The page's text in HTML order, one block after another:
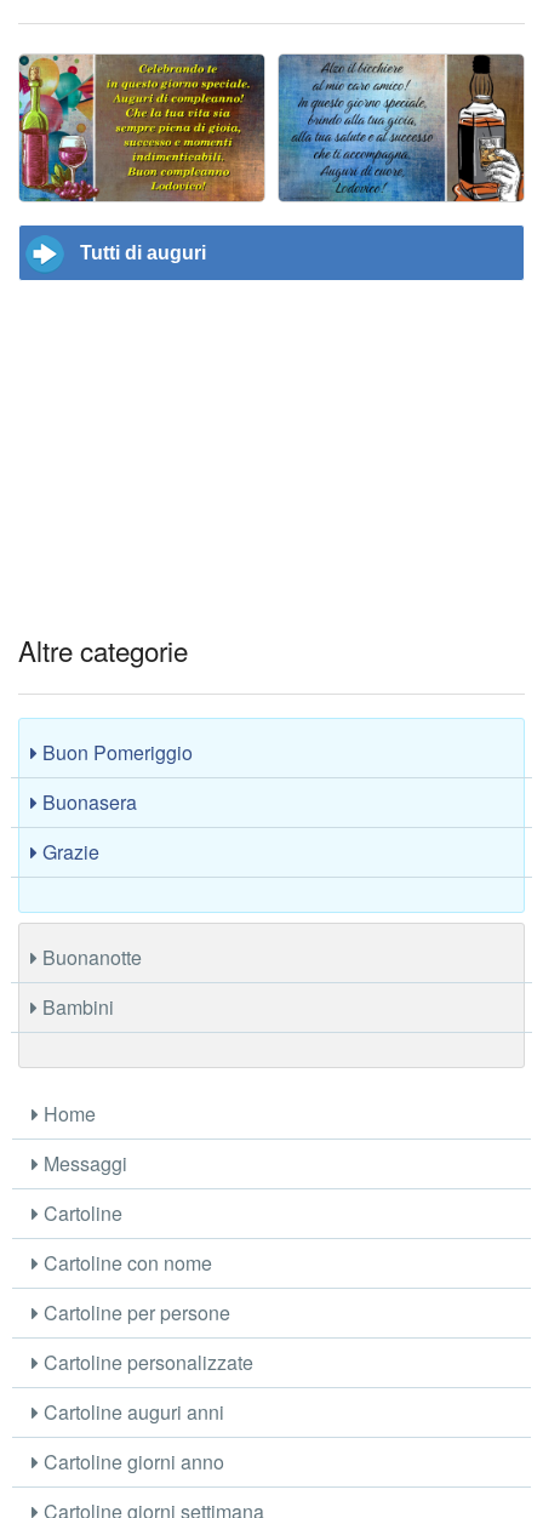
Tutti di auguri
Altre categorie
Buon Pomeriggio
Buonasera
Grazie
Buonanotte
Bambini
Home
Messaggi
Cartoline
Cartoline con nome
Cartoline per persone
Cartoline personalizzate
Cartoline auguri anni
Cartoline giorni anno
Cartoline giorni settimana